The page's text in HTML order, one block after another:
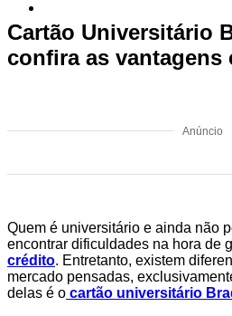
Cartão Universitário
confira as
Anúncio
Quem é universitário e ainda não
encontrar dificuldades na hora de
crédito. Entretanto, existem
mercado pensadas,
delas é o cartão universitário